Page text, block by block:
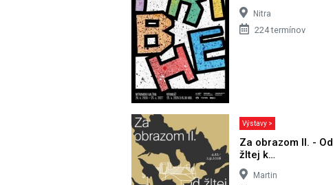
Nitra
224 termínov
Výstavy >
Za obrazom II. - Od
žltej k…
Martin